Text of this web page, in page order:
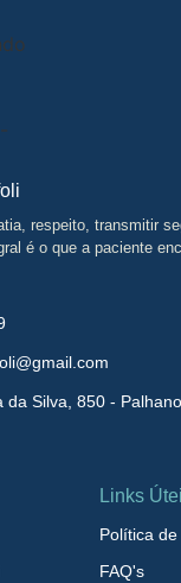
respeito, transmitir
é o que a paciente
da Silva, 850 -
Links
Política
FAQ's